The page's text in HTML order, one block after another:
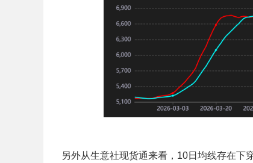
另外从生意社现货通来看，10日均线存在下